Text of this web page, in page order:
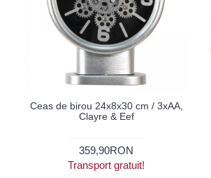
Ceas de birou 24x8x30 cm / 3xAA,
Clayre & Eef
359,90RON
Transport gratuit!